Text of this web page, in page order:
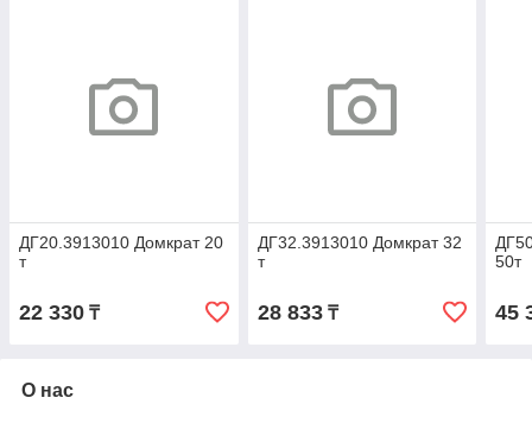
ДГ20.3913010 Домкрат 20
т
22 330 ₸
ДГ32.3913010 Домкрат 32
т
28 833₸
50т
45
О нас